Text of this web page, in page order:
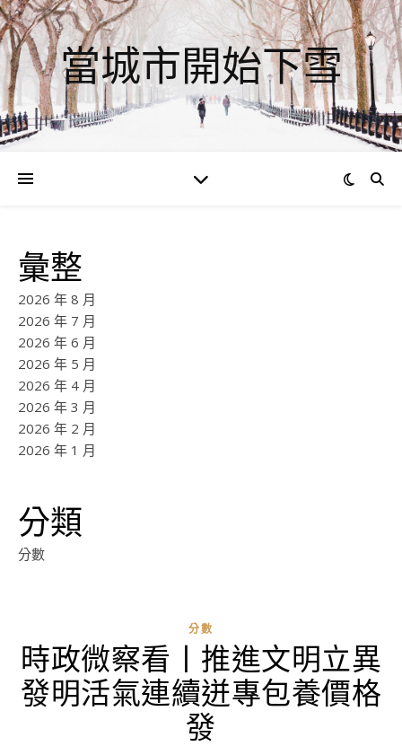
當城市開始下雪
彙整
2026 年 8 月
2026 年 7 月
2026 年 6 月
2026 年 5 月
2026 年 4 月
2026 年 3 月
2026 年 2 月
2026 年 1 月
分類
分數
分數
時政微察看丨推進文明立異
發明活氣連續迸專包養價格
發
0
評